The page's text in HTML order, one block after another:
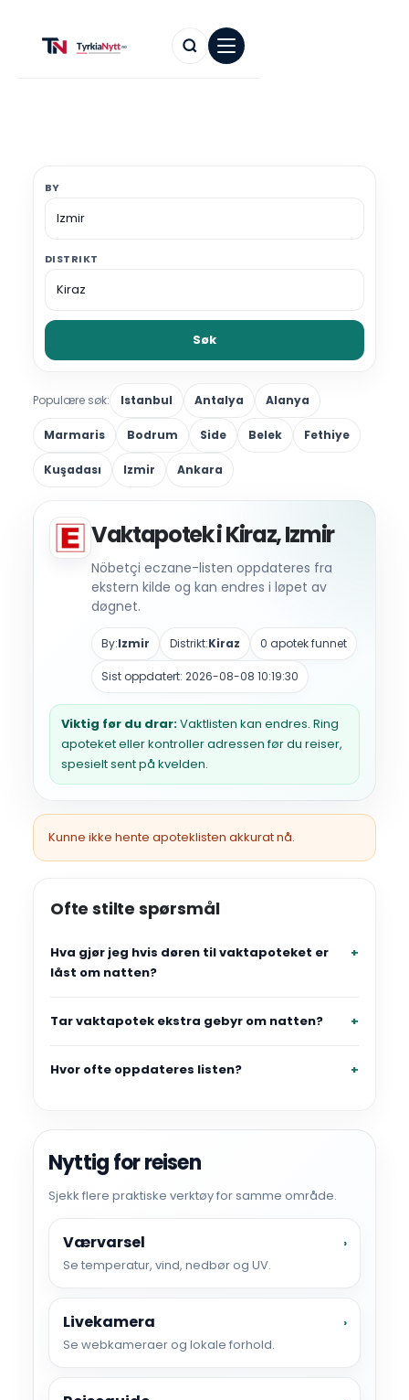
BY
DISTRIKT
Søk
Populære søk: Istanbul Antalya Alanya
Marmaris Bodrum Side Belek Fethiye
Kuşadası Izmir Ankara
Vaktapotek i Kiraz, Izmir
Nöbetçi eczane-listen oppdateres fra
ekstern kilde og kan endres i løpet av
døgnet.
By:Izmir Distrikt:Kiraz 0 apotek funnet
Sist oppdatert: 2026-08-08 10:19:30
Viktig før du drar:Vaktlisten kan endres. Ring
apoteket eller kontroller adressen før du reiser,
spesielt sent på kvelden.
Kunne ikke hente apoteklisten akkurat nå.
Ofte stilte spørsmål
Hva gjør jeg hvis døren til vaktapoteket er
låst om natten?
Tar vaktapotek ekstra gebyr om natten?
Hvor ofte oppdateres listen?
Nyttig for reisen
Sjekk flere praktiske verktøy for samme område.
Værvarsel
Se temperatur, vind, nedbør og UV.
›
Livekamera
Se webkameraer og lokale forhold.
›